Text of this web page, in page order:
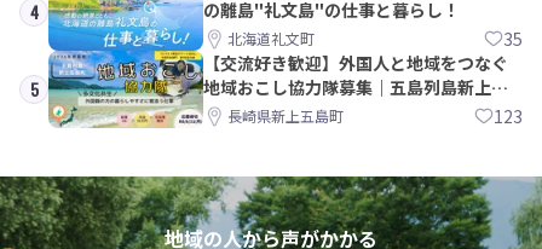
4
の離島"礼文島"の仕事と暮らし！
北海道礼文町 35
5
【交流好き歓迎】外国人と地域をつなぐ
地域おこし協力隊募集｜五島列島新上五
島町長崎県新上五島町 123
地域の人から声がかかる